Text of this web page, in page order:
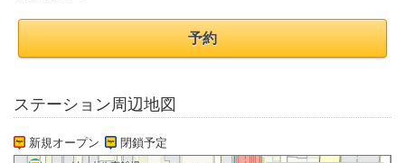
予約
ステーション周辺地図
新規オープン 閉鎖予定